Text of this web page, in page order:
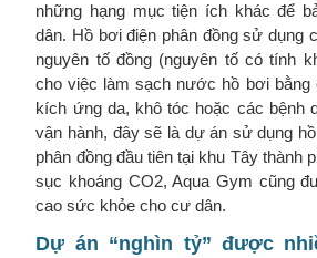
những hạng mục tiện ích khác để
dân. Hồ bơi điện phân đồng sử dụng
nguyên tố đồng (nguyên tố có tính
cho việc làm sạch nước hồ bơi bằng
kích ứng da, khô tóc hoặc các bệnh
vận hành, đây sẽ là dự án sử dụng
phân đồng đầu tiên tại khu Tây thành
sục khoáng CO2, Aqua Gym cũng
cao sức khỏe cho cư dân.
Dự án “nghìn tỷ” được